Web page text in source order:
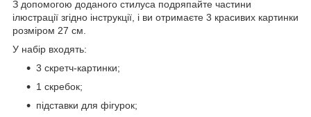
З допомогою доданого стилуса подряпайте частини
ілюстрації згідно інструкції, і ви отримаєте 3 красивих картинки
розміром 27 см.
У набір входять:
3 скретч-картинки;
1 скребок;
підставки для фігурок;